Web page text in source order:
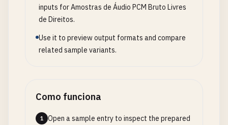
inputs for Amostras de Áudio PCM Bruto Livres
de Direitos.
Use it to preview output formats and compare
related sample variants.
Como funciona
1
Open a sample entry to inspect the prepared